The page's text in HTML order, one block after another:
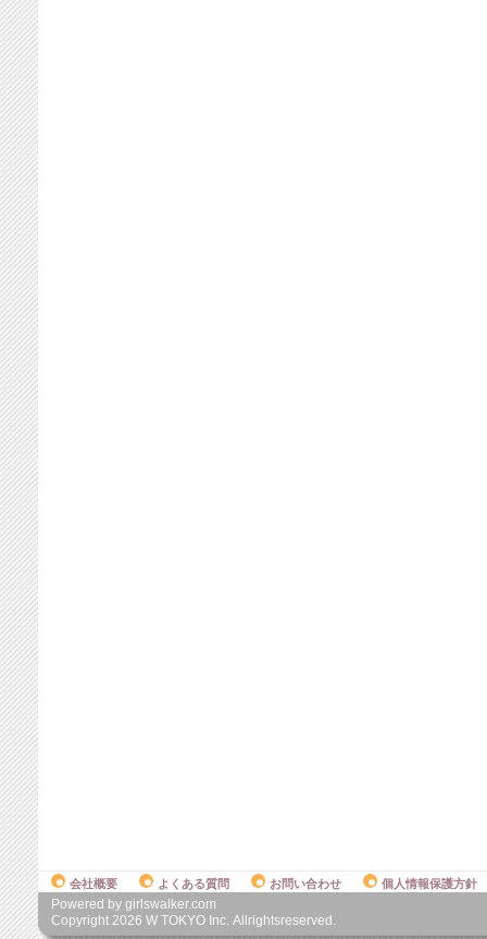
会社概要 よくある質問 お問い合わせ 個人情報保護方針
Powered by girlswalker.com
Copyright 2026 W TOKYO Inc. Allrightsreserved.